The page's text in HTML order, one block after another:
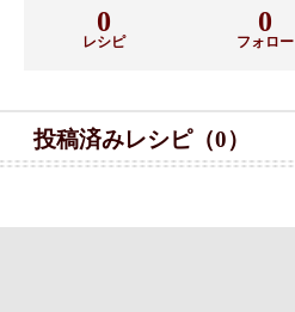
0
レシピ
0
フォロー
投稿済みレシピ（0）